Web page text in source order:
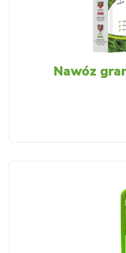
Nawóz